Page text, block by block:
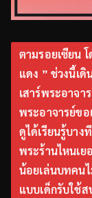
ตามรอยเซียน
แดง ” ช่วงนี้เ
เสาร์พระอาจา
พระอาจารย์ขอ
ดูได้เรียนรู้บา
พระร้านไหนเย
น้อยเล่นบทคน
แบบเด็กรับใช้ส